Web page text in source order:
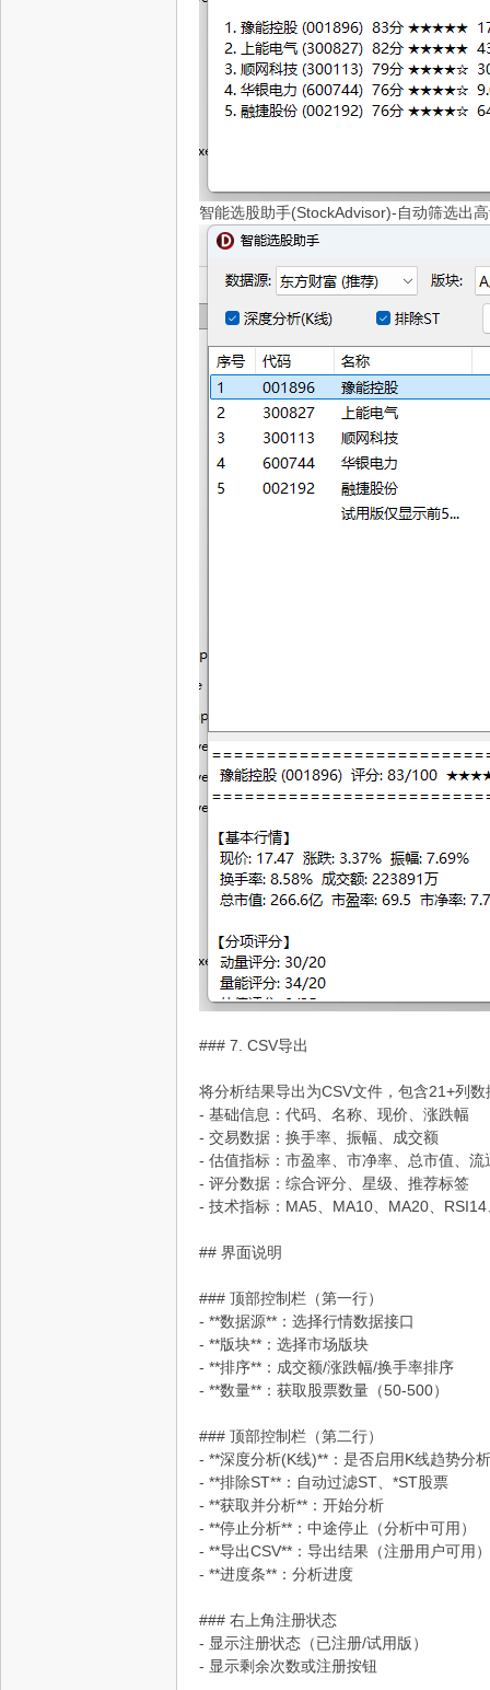
智能选股助手(StockAdvisor)-自动筛选出
### 7. CSV导出
将分析结果导出为CSV文件，包含21+列数
- 基础信息：代码、名称、现价、涨跌幅
- 交易数据：换手率、振幅、成交额
- 估值指标：市盈率、市净率、总市值、流
- 评分数据：综合评分、星级、推荐标签
- 技术指标：MA5、MA10、MA20、
## 界面说明
### 顶部控制栏（第一行）
- **数据源**：选择行情数据接口
- **版块**：选择市场版块
- **排序**：成交额/涨跌幅/换手率排序
- **数量**：获取股票数量（50-500）
### 顶部控制栏（第二行）
- **深度分析(K线)**：是否启用K线趋势分析
- **排除ST**：自动过滤ST、*ST股票
- **获取并分析**：开始分析
- **停止分析**：中途停止（分析中可用）
- **导出CSV**：导出结果（注册用户可用）
- **进度条**：分析进度
### 右上角注册状态
- 显示注册状态（已注册/试用版）
- 显示剩余次数或注册按钮